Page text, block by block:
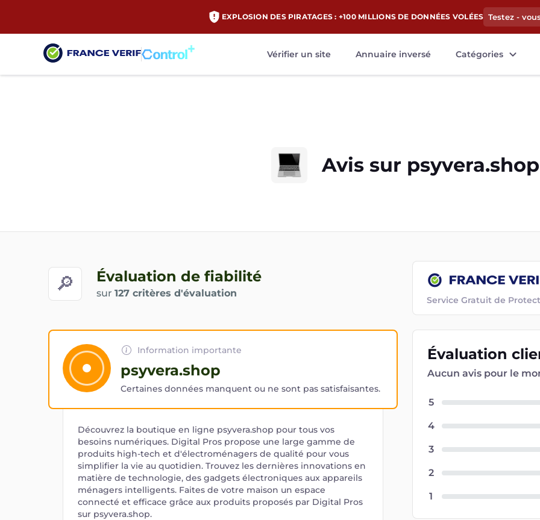
EXPLOSION DES PIRATAGES : +100 MILLIONS DE DONNÉES VOLÉES Testez -
Vérifier un site Annuaire inversé Catégories
Avis sur psyvera.shop
🔎 Évaluation de fiabilité
sur 127 critères d'évaluation
Service Gratuit de
Information importante
psyvera.shop
Certaines données manquent ou ne sont pas satisfaisantes.
Découvrez la boutique en ligne psyvera.shop pour tous vos
besoins numériques. Digital Pros propose une large gamme de
produits high-tech et d'électroménagers de qualité pour vous
simplifier la vie au quotidien. Trouvez les dernières innovations en
matière de technologie, des gadgets électroniques aux appareils
ménagers intelligents. Faites de votre maison un espace
connecté et efficace grâce aux produits proposés par Digital Pros
sur psyvera.shop.
Évaluation
Aucun avis pour le
5
4
3
2
1